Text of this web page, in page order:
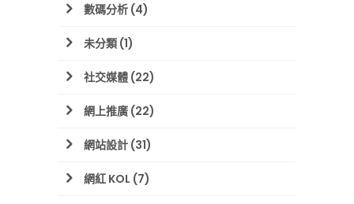
數碼分析 (4)
未分類 (1)
社交媒體 (22)
網上推廣 (22)
網站設計 (31)
網紅 KOL (7)